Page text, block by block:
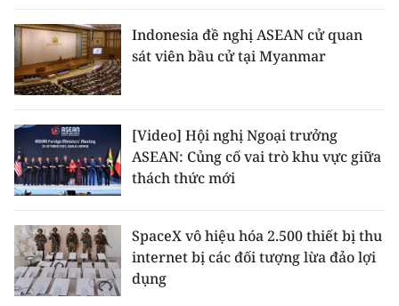
Nguyên
Đông Nam Bộ
Đồng bằng sông Cửu Long
Chuyên trang Hà Nội
Chuyên trang TP. Hồ Chí Minh
CHUYÊN ĐỀ
CÁC CHUYÊN TRANG
Indonesia đề nghị ASEAN cử quan
sát viên bầu cử tại Myanmar
[Video] Hội nghị Ngoại trưởng
ASEAN: Củng cố vai trò khu vực giữa
thách thức mới
SpaceX vô hiệu hóa 2.500 thiết bị thu
internet bị các đối tượng lừa đảo lợi
dụng